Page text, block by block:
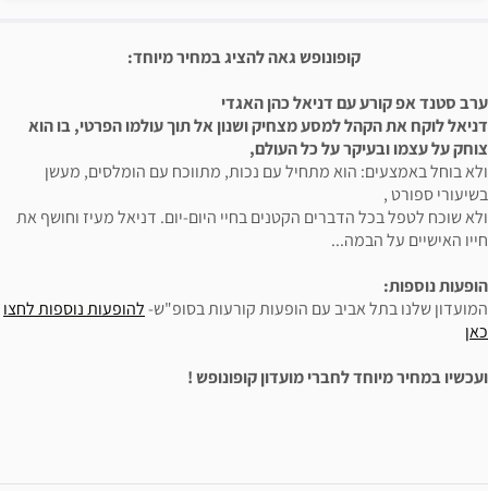
גאה להציג במחיר מיוחד:
דניאל כהן האגדי
מצחיק ושנון אל תוך עולמו הפרטי, בו הוא
על כל העולם,
מתחיל עם נכות, מתווכח עם הומלסים, מעשן
הקטנים בחיי היום-יום. דניאל מעיז וחושף את
עם הופעות קורעות בסופ"ש-להופעות נוספות לחצו
מועדון קופונופש !